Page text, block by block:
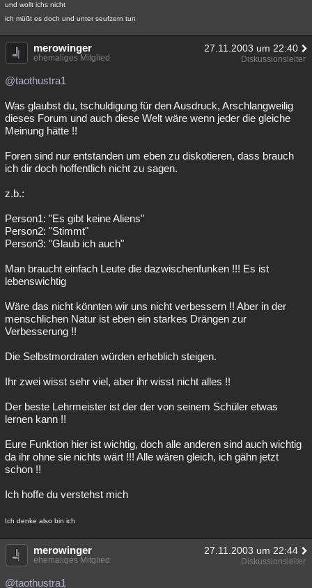
und wollt ichs nicht
ich müßt es doch und unter seufzern tun
merowinger 27.11.2003 um 22:40
ehemaliges Mitglied Diskussionsleiter
@taothustra1
Was glaubst du, tschuldigung für den Ausdruck, Arschlangweilig
dieses Forum und auch diese Welt wäre wenn jeder die gleiche
Meinung hätte !!
Foren sind nur entstanden um eben zu diskotieren, dass brauch
ich dir doch hoffentlich nicht zu sagen.
z.b.:
Person1: "Es gibt keine Aliens"
Person2: "Stimmt"
Person3: "Glaub ich auch"
Man braucht einfach Leute die dazwischenfunken !!! Es ist
lebenswichtig
Wäre das nicht könnten wir uns nicht verbessern !! Aber in der
menschlichen Natur ist eben ein starkes Drängen zur
Verbesserung !!
Die Selbstmordraten würden erheblich steigen.
Ihr zwei wisst sehr viel, aber ihr wisst nicht alles !!
Der beste Lehrmeister ist der der von seinem Schüler etwas
lernen kann !!
Eure Funktion hier ist wichtig, doch alle anderen sind auch wichtig
da ihr ohne sie nichts wärt !!! Alle wären gleich, ich gähn jetzt
schon !!
Ich hoffe du verstehst mich
Ich denke also bin ich
merowinger 27.11.2003 um 22:44
ehemaliges Mitglied Diskussionsleiter
@taothustra1